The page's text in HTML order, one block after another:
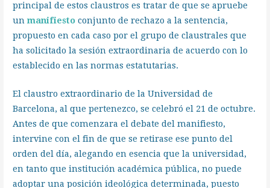
principal de estos claustros es tratar de que se apruebe
un manifiesto conjunto de rechazo a la sentencia,
propuesto en cada caso por el grupo de claustrales que
ha solicitado la sesión extraordinaria de acuerdo con lo
establecido en las normas estatutarias.
El claustro extraordinario de la Universidad de
Barcelona, al que pertenezco, se celebró el 21 de octubre.
Antes de que comenzara el debate del manifiesto,
intervine con el fin de que se retirase ese punto del
orden del día, alegando en esencia que la universidad,
en tanto que institución académica pública, no puede
adoptar una posición ideológica determinada, puesto